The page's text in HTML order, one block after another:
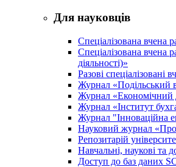
Для науковців
Спеціалізована вчена
Спеціалізована вчена
діяльності)»
Разові спеціалізовані
Журнал «Подільський
Журнал «Економічний
Журнал «Інститут
Журнал "Інноваційна
Науковий журнал
Репозитарій
Навчальні, наукові та
Доступ до баз даних